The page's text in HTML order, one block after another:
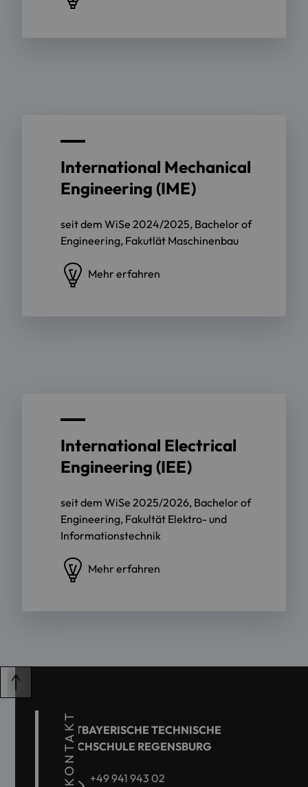
International Mechanical
Engineering (IME)
seit dem WiSe 2024/2025, Bachelor of
Engineering, Fakutlät Maschinenbau
Mehr erfahren
International Electrical
Engineering (IEE)
seit dem WiSe 2025/2026, Bachelor of
Engineering, Fakultät Elektro- und
Informationstechnik
Mehr erfahren
KONTAKT
OSTBAYERISCHE TECHNISCHE
HOCHSCHULE REGENSBURG
+49 941 943 02